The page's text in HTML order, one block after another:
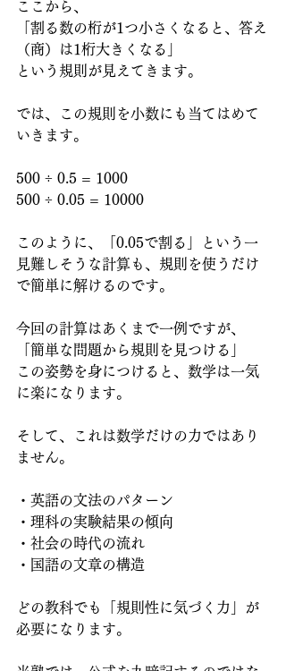
ここから、
「割る数の桁が1つ小さくなると、答え
（商）は1桁大きくなる」
という規則が見えてきます。
では、この規則を小数にも当てはめて
いきます。
500 ÷ 0.5 = 1000
500 ÷ 0.05 = 10000
このように、「0.05で割る」という一
見難しそうな計算も、規則を使うだけ
で簡単に解けるのです。
今回の計算はあくまで一例ですが、
「簡単な問題から規則を見つける」
この姿勢を身につけると、数学は一気
に楽になります。
そして、これは数学だけの力ではあり
ません。
・英語の文法のパターン
・理科の実験結果の傾向
・社会の時代の流れ
・国語の文章の構造
どの教科でも「規則性に気づく力」が
必要になります。